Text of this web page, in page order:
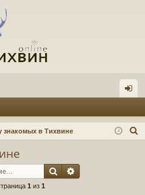
д
знакомых в Тихвине
Поиск
1 из 1